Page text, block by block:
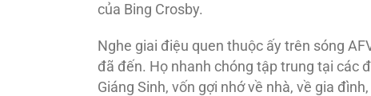
của Bing Crosby.
Nghe giai điệu quen thuộc ấy trên sóng
đã đến. Họ nhanh chóng tập trung tại các
Giáng Sinh, vốn gợi nhớ về nhà, về gia